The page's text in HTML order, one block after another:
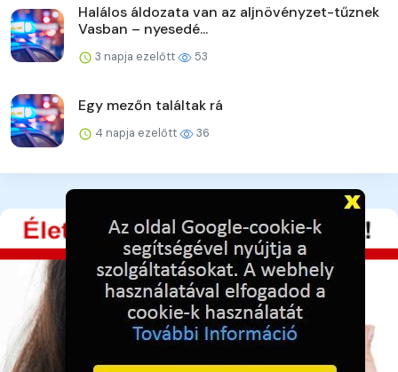
Halálos áldozata van az aljnövényzet-tűznek
Vasban – nyesedé...
3 napja ezelőtt 53
Egy mezőn találtak rá
4 napja ezelőtt 36